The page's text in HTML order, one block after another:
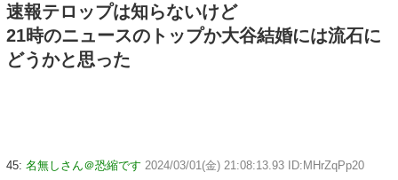
速報テロップは知らないけど
21時のニュースのトップか大谷結婚には流石に
どうかと思った
45: 名無しさん＠恐縮です 2024/03/01(金) 21:08:13.93 ID:MHrZqPp20